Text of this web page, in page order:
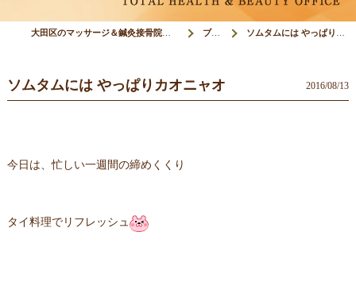
大田区のマッサージ＆鍼灸接骨院オリーブ(Olive) ブログ ソムタムには やっぱりカオニャオ
ソムタムには やっぱりカオニャオ 2016/08/13
今日は、忙しい一週間の締めくくり
タイ料理でリフレッシュ